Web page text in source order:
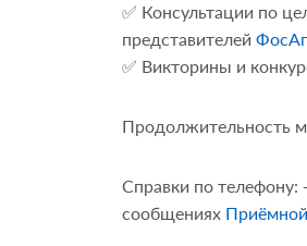
✅ Консультации по
представителей
✅ Викторины и
Продолжительность
Справки по телефону:
сообщениях